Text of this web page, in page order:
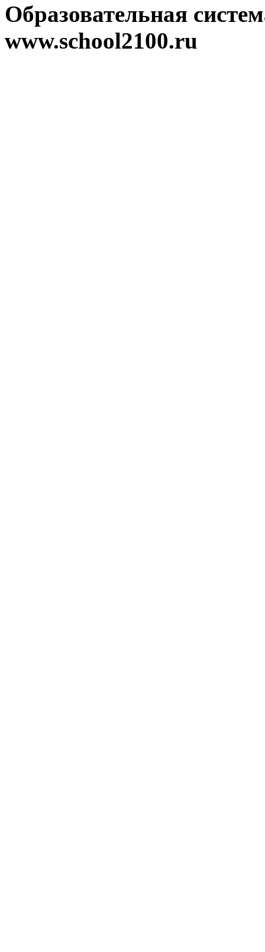
Образовательная
www.school2100.ru